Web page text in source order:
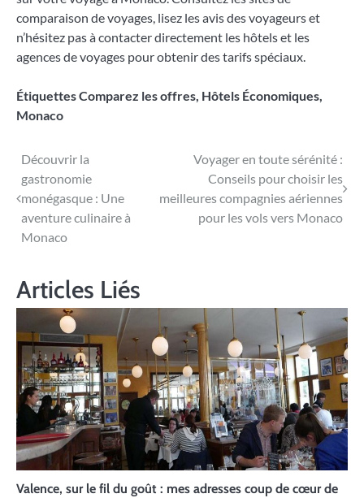
comparaison de voyages, lisez les avis des voyageurs et
n’hésitez pas à contacter directement les hôtels et les
agences de voyages pour obtenir des tarifs spéciaux.
ÉtiquettesComparez les offres Hôtels Économiques
Monaco
Navigation
de
l’article
Découvrir la
gastronomie
monégasque : Une
aventure culinaire à
Monaco
Voyager en toute sérénité :
Conseils pour choisir les
meilleures compagnies aériennes
pour les vols vers Monaco
Articles Liés
Valence, sur le fil du goût : mes adresses coup de cœur de